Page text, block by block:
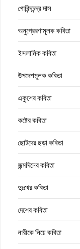
গোবিন্দচন্দ্র দাস
অনুপ্রেরণামূলক কবিতা
ইসলামিক কবিতা
উপদেশমূলক কবিতা
একুশের কবিতা
কষ্টের কবিতা
ছোটদের ছড়া কবিতা
জন্মদিনের কবিতা
দুঃখের কবিতা
দেশের কবিতা
নারীকে নিয়ে কবিতা